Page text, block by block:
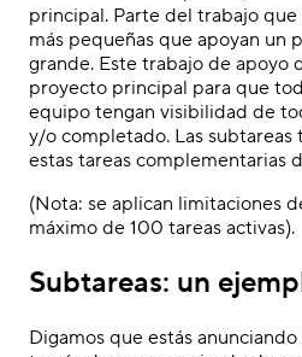
principal. Parte del trabajo que
más pequeñas que apoyan un
grande. Este trabajo de apoyo
proyecto principal para que
equipo tengan visibilidad de
y/o completado. Las
estas tareas complementarias
(Nota: se aplican limitaciones
máximo de 100 tareas activas).
Subtareas: un
Digamos que estás